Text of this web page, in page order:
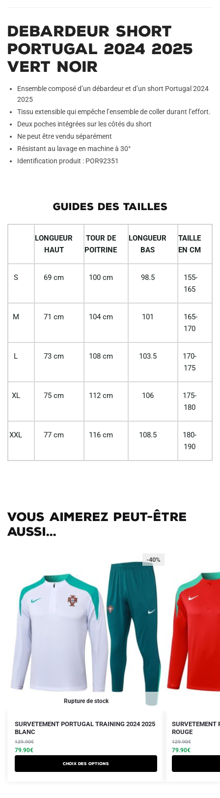
Debardeur Short
Portugal 2024 2025
Vert Noir
Ensemble composé d’un débardeur et d’un short Portugal 2024
2025
Tissu extensible qui empêche l’ensemble de coller durant l’effort.
Deux poches intégrées sur les côtés du short
Ne peut être vendu séparément
Résistant au lavage en machine à 30°
Identification produit : POR92351
GUIDES DES TAILLES
LONGUEUR
HAUT
TOUR DE
POITRINE
LONGUEUR
BAS
TAILLE
EN CM
S 69 cm 100 cm 98.5
155-
165
M 71 cm 104 cm 101
165-
170
L 73 cm 108 cm 103.5
170-
175
XL 75 cm 112 cm 106
175-
180
XXL 77 cm 116 cm 108.5
180-
190
Vous aimerez peut-être
aussi...
Rupture de stock
-40%
SURVETEMENT PORTUGAL TRAINING 2024 2025
BLANC
129.90€
Le
prix
initial
était :
79.90€
Le
prix
actuel
est :
Choix des options
Ce
produit
a
plusieurs
variations.
SURVETEMENT
ROUGE
129.90€
Le
prix
initial
était :
79.90€
Le
prix
actuel
est :